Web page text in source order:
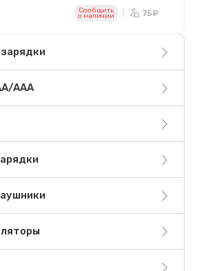
Сообщить
o наличии 75
AAA